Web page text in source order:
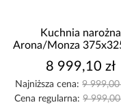
Kuchnia narożna
Biały/Artisan
8 999,10 zł
Najniższa cena:9 999,00
Cena regularna:9 999,00